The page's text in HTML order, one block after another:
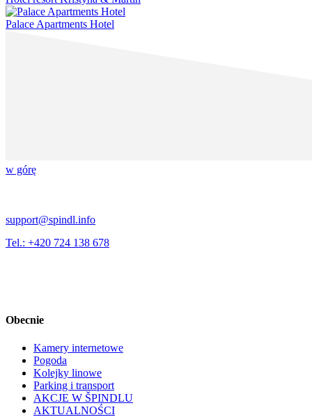
Palace Apartments Hotel
w górę
support@spindl.info
Tel.: +420 724 138 678
Obecnie
Kamery internetowe
Pogoda
Kolejky linowe
Parking i transport
AKCJE W ŠPINDLU
AKTUALNOŚCI